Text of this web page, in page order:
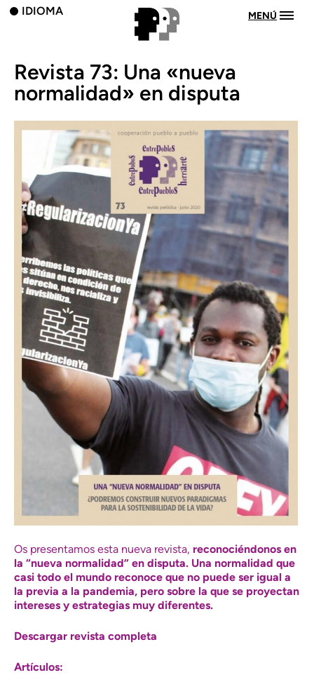
IDIOMA MENÚ
Revista 73: Una «nueva
normalidad» en disputa
Os presentamos esta nueva revista, reconociéndonos en
la “nueva normalidad” en disputa. Una normalidad que
casi todo el mundo reconoce que no puede ser igual a
la previa a la pandemia, pero sobre la que se proyectan
intereses y estrategias muy diferentes.
Descargar revista completa
Artículos: